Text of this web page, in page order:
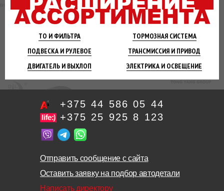
ТО И ФИЛЬТРА ТОРМОЗНАЯСИСТЕМА
ПОДВЕСКА И РУЛЕВОЕ ТРАНСМИССИЯ И ПРИВОД
ДВИГАТЕЛЬ И ВЫХЛОП ЭЛЕКТРИКА И ОСВЕЩЕНИЕ
+375 44 586 05 44
+375 25 925 8 123
Отправить сообщение с сайта
Оставить заявку на подбор автодетали
Написать директору